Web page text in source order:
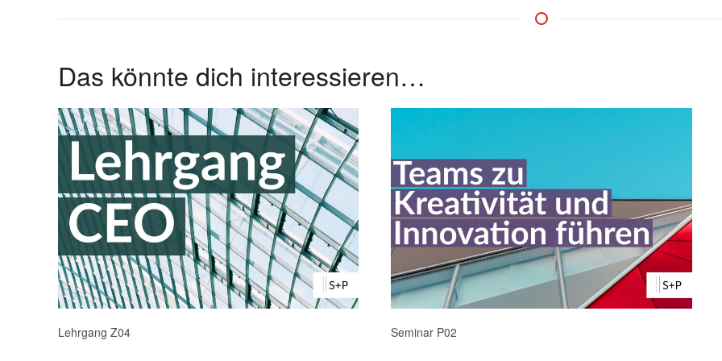
Das könnte dich interessieren…
Lehrgang Z04 Seminar P02